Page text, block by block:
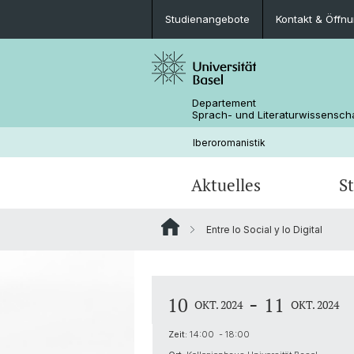
Studienangebote Kontakt &
Departement
Sprach- und
Iberoromanistik
Aktuelles
Entre lo Social y lo Digital
10 OKT. 2024 - 11 OKT. 2024
Zeit: 14:00 - 18:00